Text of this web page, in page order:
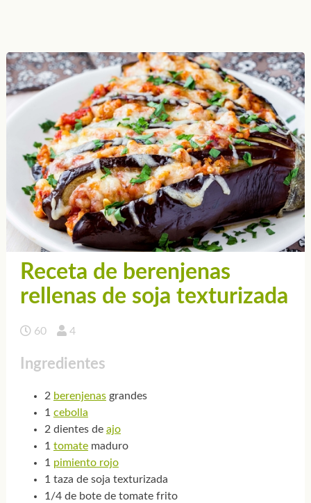
Receta de berenjenas
rellenas de soja texturizada
60 4
Ingredientes
2 berenjenasgrandes
1 cebolla
2 dientes de ajo
1 tomatemaduro
1 pimiento rojo
1 taza de soja texturizada
1/4 de bote de tomate frito